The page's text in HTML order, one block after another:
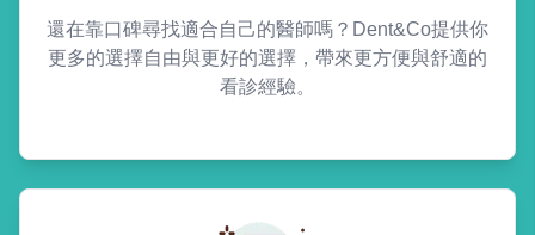
還在靠口碑尋找適合自己的醫師嗎？Dent&Co提供你
更多的選擇自由與更好的選擇，帶來更方便與舒適的
看診經驗。